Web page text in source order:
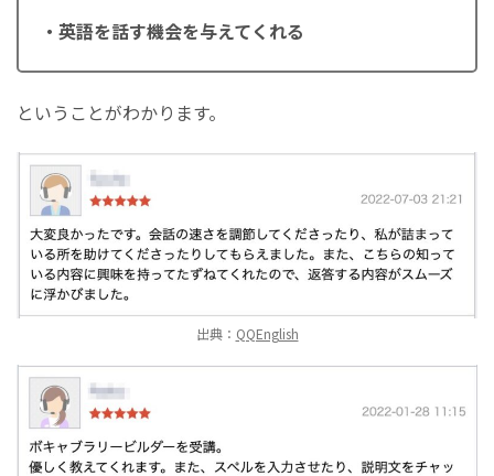
・英語を話す機会を与えてくれる
ということがわかります。
出典： QQEnglish